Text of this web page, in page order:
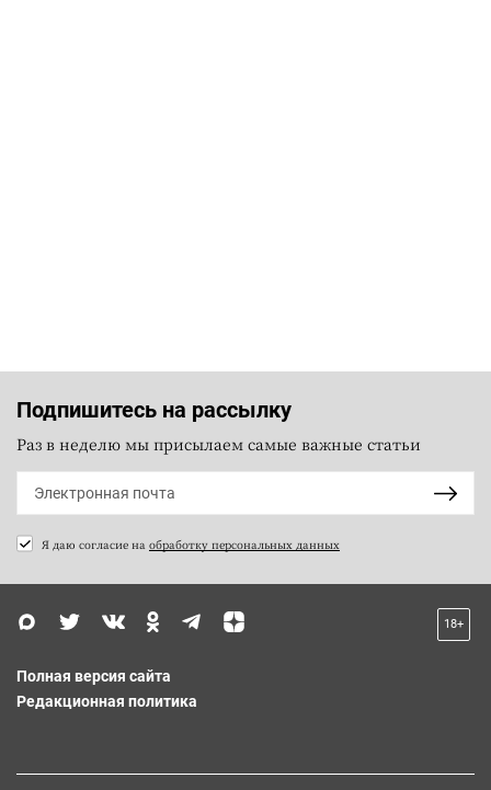
Подпишитесь на рассылку
Раз в неделю мы присылаем самые важные статьи
Я даю согласие на обработку персональных данных
18+
Полная версия сайта
Редакционная политика